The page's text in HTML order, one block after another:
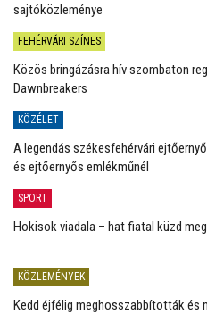
sajtóközleménye
FEHÉRVÁRI SZÍNES
Közös bringázásra hív szombaton
Dawnbreakers
KÖZÉLET
A legendás székesfehérvári
és ejtőernyős emlékműnél
SPORT
Hokisok viadala – hat fiatal küzd
KÖZLEMÉNYEK
Kedd éjfélig meghosszabbították és